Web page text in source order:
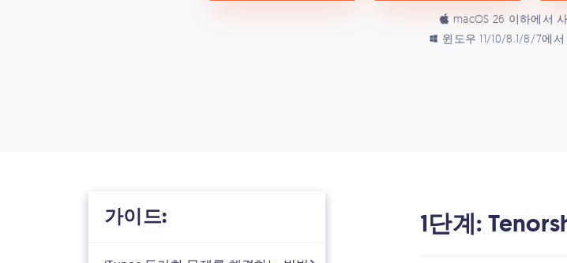
macOS 26 이하에서
윈도우 11/10/8.1/8/7에
가이드: 1단계: